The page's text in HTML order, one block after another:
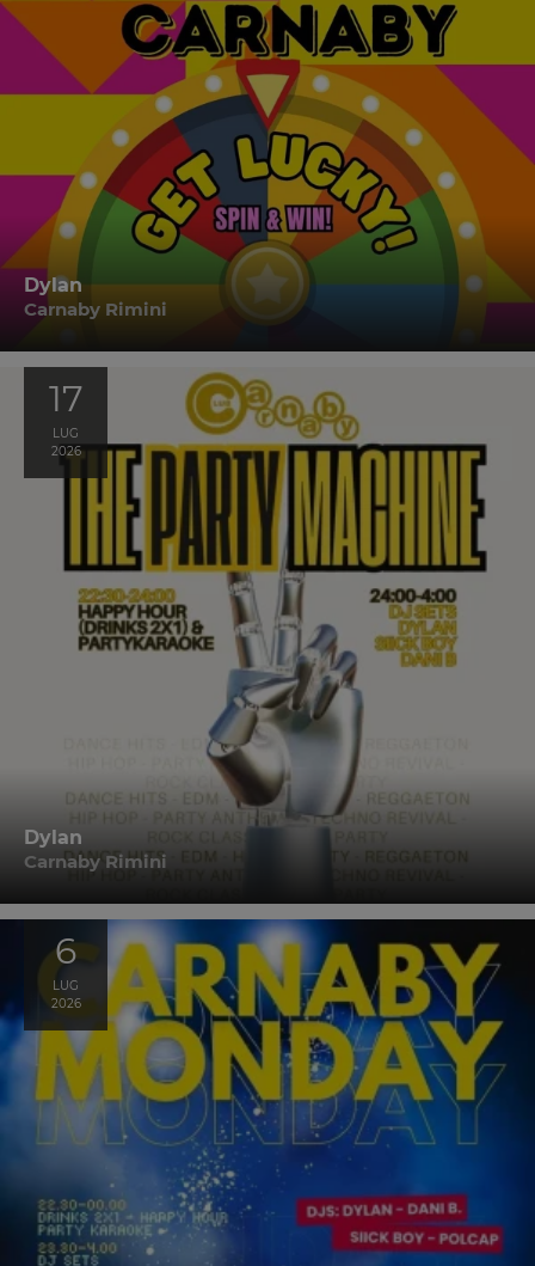
Dylan
Carnaby Rimini
17
LUG
2026
Dylan
Carnaby Rimini
6
LUG
2026